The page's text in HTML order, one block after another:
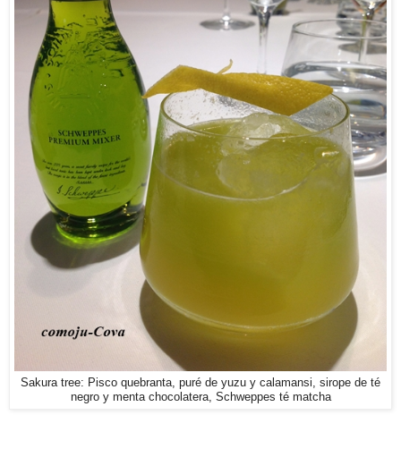
Sakura tree: Pisco quebranta, puré de yuzu y calamansi, sirope de té
negro y menta chocolatera, Schweppes té matcha